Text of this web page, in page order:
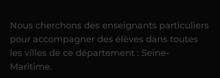
Une fois ma candidature validée,mon
référent me confie mes premiers
élèves dans un délai de 6 jours
maximum
Nous cherchons des enseignants particuliers
pour accompagner des élèves dans toutes
les villes de ce département : Seine-
Maritime.